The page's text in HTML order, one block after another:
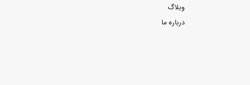
وبلاگ
درباره ما